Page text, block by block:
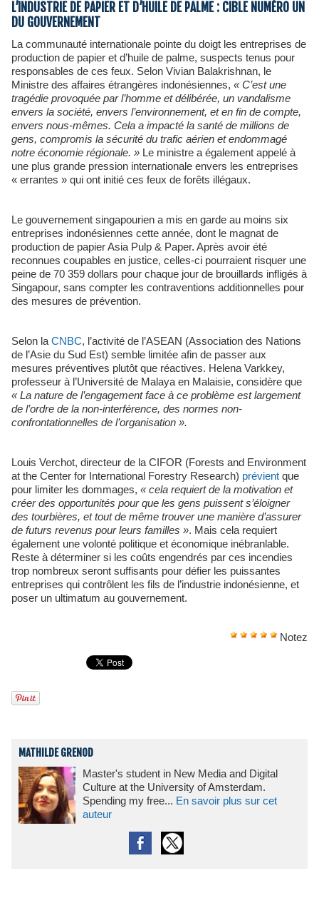
L’INDUSTRIE DE PAPIER ET D’HUILE DE PALME : CIBLE NUMÉRO UN
DU GOUVERNEMENT
La communauté internationale pointe du doigt les entreprises de
production de papier et d’huile de palme, suspects tenus pour
responsables de ces feux. Selon Vivian Balakrishnan, le
Ministre des affaires étrangères indonésiennes, « C’est une
tragédie provoquée par l’homme et délibérée, un vandalisme
envers la société, envers l’environnement, et en fin de compte,
envers nous-mêmes. Cela a impacté la santé de millions de
gens, compromis la sécurité du trafic aérien et endommagé
notre économie régionale. » Le ministre a également appelé à
une plus grande pression internationale envers les entreprises
« errantes » qui ont initié ces feux de forêts illégaux.
Le gouvernement singapourien a mis en garde au moins six
entreprises indonésiennes cette année, dont le magnat de
production de papier Asia Pulp & Paper. Après avoir été
reconnues coupables en justice, celles-ci pourraient risquer une
peine de 70 359 dollars pour chaque jour de brouillards infligés à
Singapour, sans compter les contraventions additionnelles pour
des mesures de prévention.
Selon la CNBC, l’activité de l’ASEAN (Association des Nations
de l’Asie du Sud Est) semble limitée afin de passer aux
mesures préventives plutôt que réactives. Helena Varkkey,
professeur à l’Université de Malaya en Malaisie, considère que
« La nature de l’engagement face à ce problème est largement
de l’ordre de la non-interférence, des normes non-
confrontationnelles de l’organisation ».
Louis Verchot, directeur de la CIFOR (Forests and Environment
at the Center for International Forestry Research) prévient que
pour limiter les dommages, « cela requiert de la motivation et
créer des opportunités pour que les gens puissent s’éloigner
des tourbières, et tout de même trouver une manière d’assurer
de futurs revenus pour leurs familles ». Mais cela requiert
également une volonté politique et économique inébranlable.
Reste à déterminer si les coûts engendrés par ces incendies
trop nombreux seront suffisants pour défier les puissantes
entreprises qui contrôlent les fils de l’industrie indonésienne, et
poser un ultimatum au gouvernement.
Notez
MATHILDE GRENOD
Master's student in New Media and Digital
Culture at the University of Amsterdam.
Spending my free... En savoir plus sur cet
auteur